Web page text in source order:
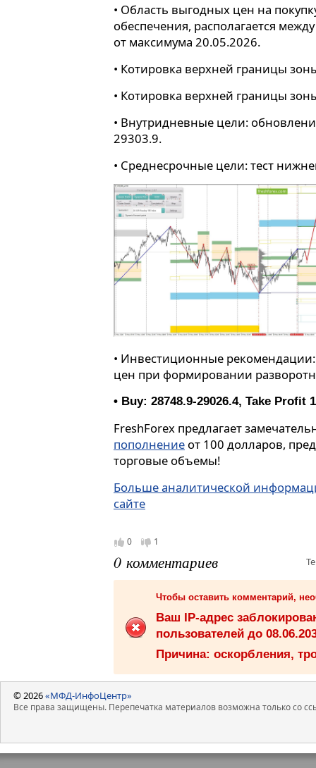
• Область выгодных цен на
обеспечения, располагается
от максимума 20.05.2026.
• Котировка верхней границы
• Котировка верхней границы
• Внутридневные цели:
29303.9.
• Среднесрочные цели: тест
• Инвестиционные
цен при формировании
• Buy: 28748.9-29026.4, Take Profit
FreshForex предлагает
пополнение от 100 долларов,
торговые объемы!
Больше аналитической
сайте
0 1
0 комментариев
Чтобы оставить комментарий,
Ваш IP-адрес
пользователей до
Причина: оскорбления,
© 2026«МФД-ИнфоЦентр»
Все права защищены. Перепечатка материалов возможна только со